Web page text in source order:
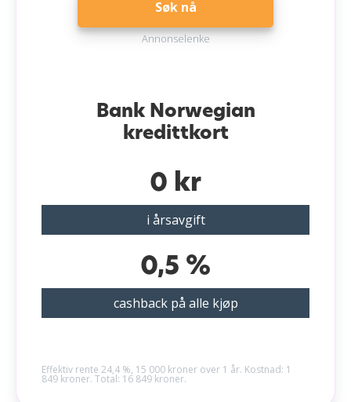
Søk nå
Annonselenke
Bank Norwegian
kredittkort
0 kr
i årsavgift
0,5 %
cashback på alle kjøp
Effektiv rente 24,4 %, 15 000 kroner over 1 år. Kostnad: 1
849 kroner. Total: 16 849 kroner.